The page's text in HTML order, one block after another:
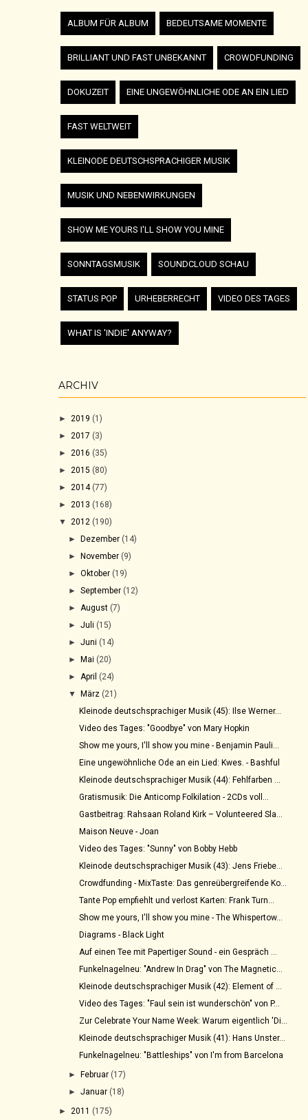
ALBUM FÜR ALBUM BEDEUTSAME MOMENTE
BRILLIANT UND FAST UNBEKANNT CROWDFUNDING
DOKUZEIT EINE UNGEWÖHNLICHE ODE AN EIN LIED
FAST WELTWEIT
KLEINODE DEUTSCHSPRACHIGER MUSIK
MUSIK UND NEBENWIRKUNGEN
SHOW ME YOURS I'LL SHOW YOU MINE
SONNTAGSMUSIK SOUNDCLOUD SCHAU
STATUS POP URHEBERRECHT VIDEO DES TAGES
WHAT IS 'INDIE' ANYWAY?
ARCHIV
► 2019 (1)
► 2017 (3)
► 2016 (35)
► 2015 (80)
► 2014 (77)
► 2013 (168)
▼ 2012 (190)
►Dezember (14)
►November (9)
►Oktober (19)
►September (12)
► August (7)
►Juli (15)
►Juni (14)
►Mai (20)
► April (24)
▼März (21)
Kleinode deutschsprachiger Musik (45): Ilse Werner...
Video des Tages: "Goodbye" von Mary Hopkin
Show me yours, I'll show you mine - Benjamin Pauli...
Eine ungewöhnliche Ode an ein Lied: Kwes. - Bashful
Kleinode deutschsprachiger Musik (44): Fehlfarben ...
Gratismusik: Die Anticomp Folkilation - 2CDs voll...
Gastbeitrag: Rahsaan Roland Kirk – Volunteered Sla...
Maison Neuve - Joan
Video des Tages: "Sunny" von Bobby Hebb
Kleinode deutschsprachiger Musik (43): Jens Friebe...
Crowdfunding - MixTaste: Das genreübergreifende Ko...
Tante Pop empfiehlt und verlost Karten: Frank Turn...
Show me yours, I'll show you mine - The Whispertow...
Diagrams - Black Light
Auf einen Tee mit Papertiger Sound - ein Gespräch ...
Funkelnagelneu: "Andrew In Drag" von The Magnetic...
Kleinode deutschsprachiger Musik (42): Element of ...
Video des Tages: "Faul sein ist wunderschön" von P...
Zur Celebrate Your Name Week: Warum eigentlich 'Di...
Kleinode deutschsprachiger Musik (41): Hans Unster...
Funkelnagelneu: "Battleships" von I'm from Barcelona
►Februar (17)
►Januar (18)
► 2011 (175)